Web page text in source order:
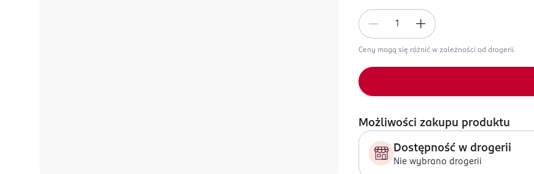
Ceny mogą się różnić w zależności od drogerii.
Możliwości zakupu produktu
Dostępność w drogerii
Nie wybrano drogerii